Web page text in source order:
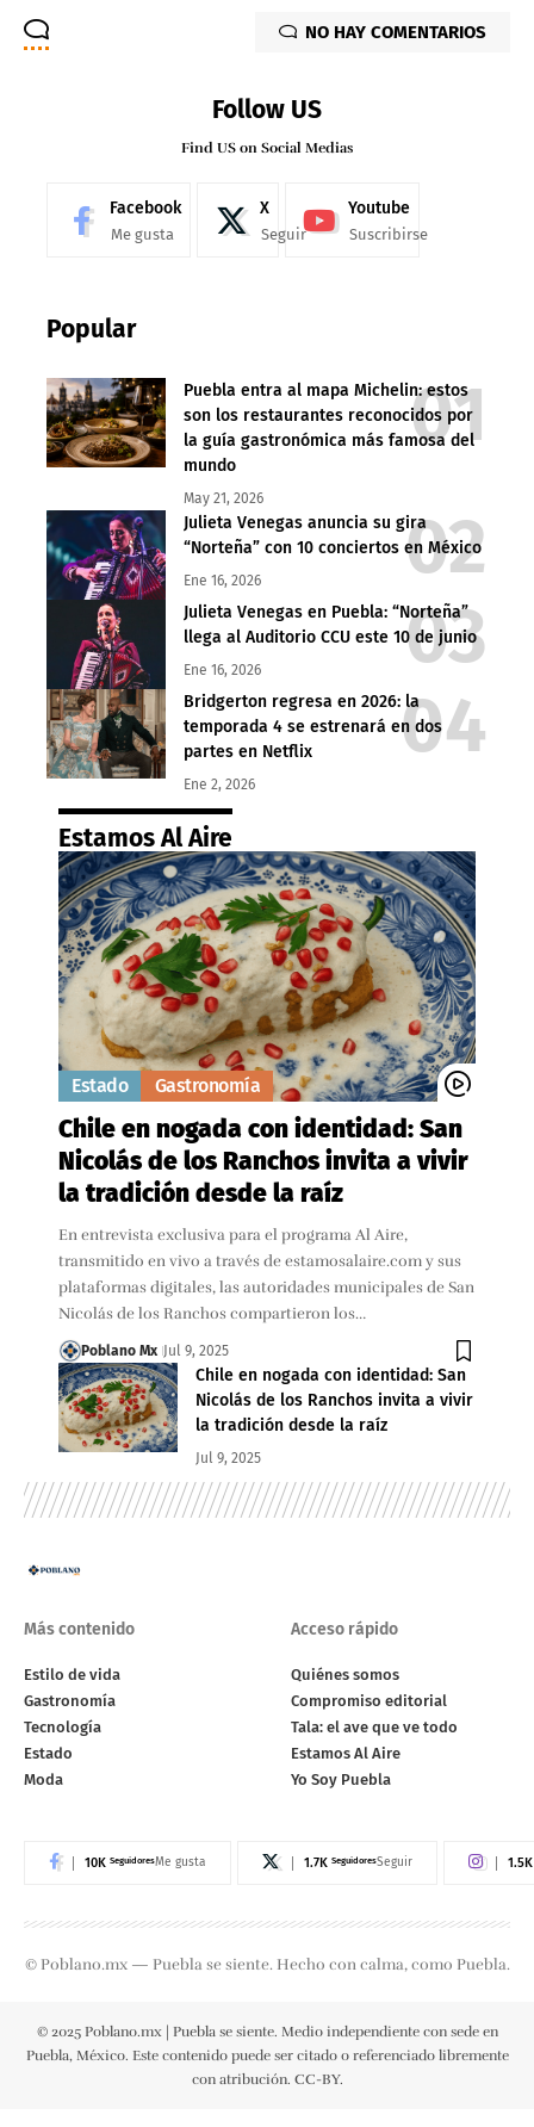
NO HAY COMENTARIOS
Follow US
Find US on Social Medias
Facebook
Me gusta
X
Seguir
Youtube
Suscribirse
Popular
Puebla entra al mapa Michelin: estos
son los restaurantes reconocidos por
la guía gastronómica más famosa del
mundo
May 21, 2026
Julieta Venegas anuncia su gira
“Norteña” con 10 conciertos en México
Ene 16, 2026
Julieta Venegas en Puebla: “Norteña”
llega al Auditorio CCU este 10 de junio
Ene 16, 2026
Bridgerton regresa en 2026: la
temporada 4 se estrenará en dos
partes en Netflix
Ene 2, 2026
Estamos Al Aire
Estado Gastronomía
Chile en nogada con identidad: San
Nicolás de los Ranchos invita a vivir
la tradición desde la raíz
En entrevista exclusiva para el programa Al Aire,
transmitido en vivo a través de estamosalaire.com y sus
plataformas digitales, las autoridades municipales de San
Nicolás de los Ranchos compartieron los…
Poblano Mx Jul 9, 2025
Chile en nogada con identidad: San
Nicolás de los Ranchos invita a vivir
la tradición desde la raíz
Jul 9, 2025
Más contenido
Estilo de vida
Gastronomía
Tecnología
Estado
Moda
Acceso rápido
Quiénes somos
Compromiso editorial
Tala: el ave que ve todo
Estamos Al Aire
Yo Soy Puebla
10K SeguidoresMe gusta 1.7K SeguidoresSeguir 1.5K
© Poblano.mx — Puebla se siente. Hecho con calma, como Puebla.
© 2025 Poblano.mx | Puebla se siente. Medio independiente con sede en
Puebla, México. Este contenido puede ser citado o referenciado libremente
con atribución. CC-BY.